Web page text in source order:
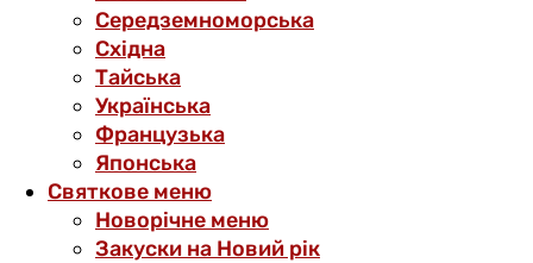
Середземноморська
Східна
Тайська
Українська
Французька
Японська
Святкове меню
Новорічне меню
Закуски на Новий рік